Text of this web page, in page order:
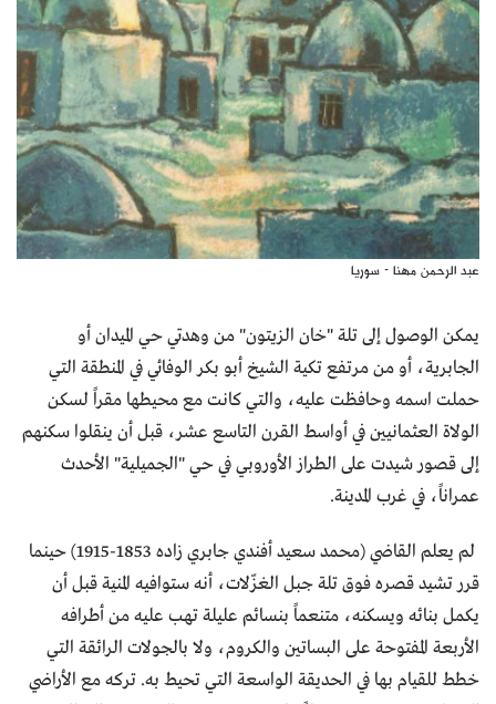
عبد الرحمن مهنا - سوريا
يمكن الوصول إلى تلة "خان الزيتون" من وهدتي حي الميدان أو
الجابرية، أو من مرتفع تكية الشيخ أبو بكر الوفائي في المنطقة التي
حملت اسمه وحافظت عليه، والتي كانت مع محيطها مقراً لسكن
الولاة العثمانيين في أواسط القرن التاسع عشر، قبل أن ينقلوا سكنهم
إلى قصور شيدت على الطراز الأوروبي في حي "الجميلية" الأحدث
عمراناً، في غرب المدينة.
لم يعلم القاضي (محمد سعيد أفندي جابري زاده 1853-1915) حينما
قرر تشيد قصره فوق تلة جبل الغزّلات، أنه ستوافيه المنية قبل أن
يكمل بنائه ويسكنه، متنعماً بنسائم عليلة تهب عليه من أطرافه
الأربعة المفتوحة على البساتين والكروم، ولا بالجولات الرائقة التي
خطط للقيام بها في الحديقة الواسعة التي تحيط به. تركه مع الأراضي